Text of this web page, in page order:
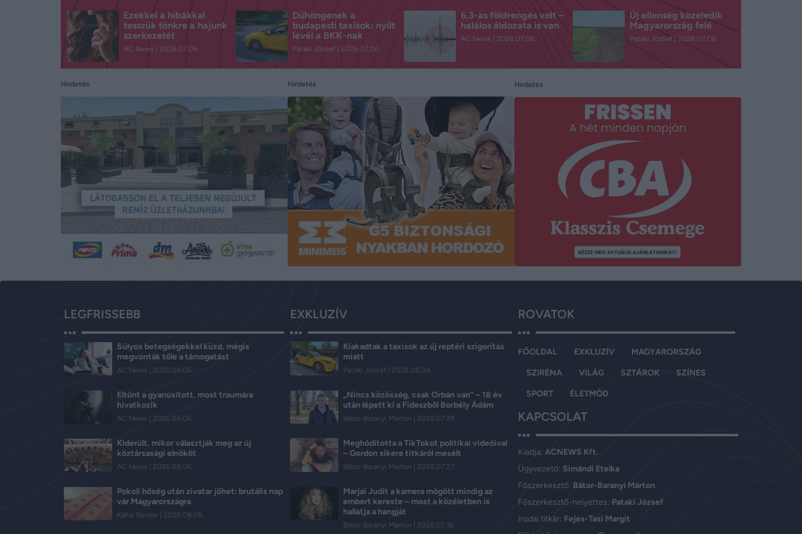
Ezekkel a hibákkal
tesszük tönkre a hajunk
szerkezetét
AC News 2026.07.06.
Dühöngenek a
budapesti taxisok: nyílt
levél a BKK-nak
Pataki József 2026.07.06.
6,3-as földrengés volt –
halálos áldozata is van
AC News 2026.07.06.
Új ellenség közeledik
Magyarország felé
Pataki József 2026.07.06.
Hirdetés Hirdetés Hirdetés
LEGFRISSEBB
Súlyos betegségekkel küzd, mégis
megvonták tőle a támogatást
AC News 2026.08.06.
Eltűnt a gyanúsított, most traumára
hivatkozik
AC News 2026.08.06.
Kiderült, mikor választják meg az új
köztársasági elnököt
AC News 2026.08.06.
Pokoli hőség után zivatar jöhet: brutális nap
vár Magyarországra
Kállai Sándor 2026.08.06.
EXKLUZÍV
Kiakadtak a taxisok az új reptéri szigorítás
miatt
Pataki József 2026.08.04.
„Nincs közösség, csak Orbán van” – 18 év
után lépett ki a Fideszből Borbély Ádám
Bátor-Baranyi Márton 2026.07.29.
Meghódította a TikTokot politikai videóival
– Gordon sikere titkáról mesélt
Bátor-Baranyi Márton 2026.07.27.
Marjai Judit a kamera mögött mindig az
embert kereste – most a közéletben is
hallatja a hangját
Bátor-Baranyi Márton 2026.07.16.
ROVATOK
FŐOLDAL EXKLUZÍV MAGYARORSZÁG
SZIRÉNA VILÁG SZTÁROK SZÍNES
SPORT ÉLETMÓD
KAPCSOLAT
Kiadja:ACNEWS Kft.
Ügyvezető: Simándi Etelka
Főszerkesztő: Bátor-Baranyi Márton
Főszerkesztő-helyettes: Pataki József
Irodai titkár: Fejes-Tasi Margit